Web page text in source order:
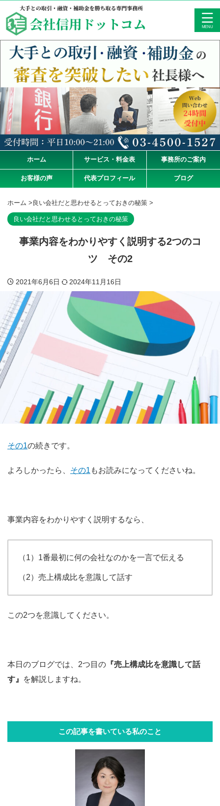
ホーム サービス・料金表 事務所のご案内
お客様の声 代表プロフィール ブログ
ホーム > 良い会社だと思わせるとっておきの秘策 >
良い会社だと思わせるとっておきの秘策
事業内容をわかりやすく説明する2つのコ
ツ その2
2021年6月6日 2024年11月16日
その1の続きです。
よろしかったら、 その1 もお読みになってくださいね。
事業内容をわかりやすく説明するなら、
（1）1番最初に何の会社なのかを一言で伝える
（2）売上構成比を意識して話す
この2つを意識してください。
本日のブログでは、2つ目の 『売上構成比を意識して話
す』
を解説しますね。
この記事を書いている私のこと